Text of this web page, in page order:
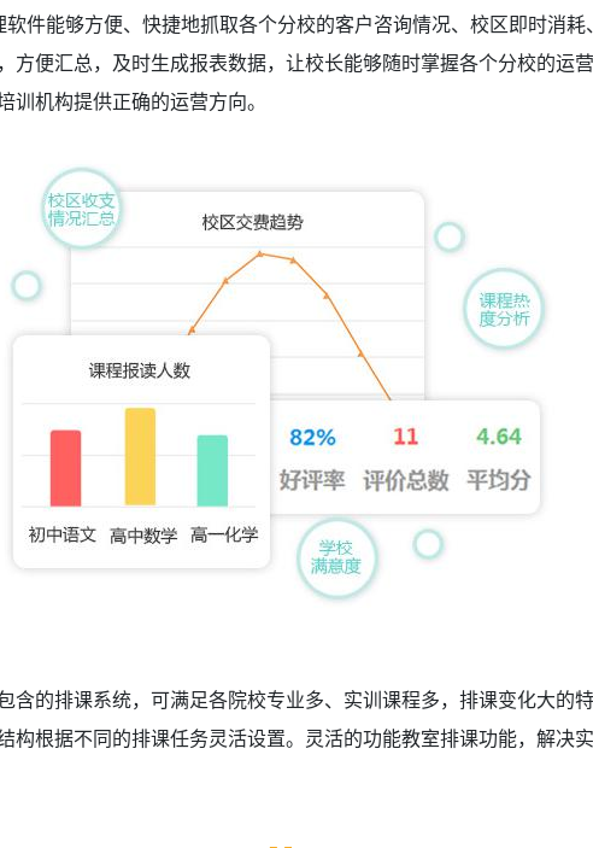
软件能够方便、快捷地抓取各个分校的客户咨询情况、校区即时消
方便汇总，及时生成报表数据，让校长能够随时掌握各个分校的运
机构提供正确的运营方向。
含的排课系统，可满足各院校专业多、实训课程多，排课变化大的
构根据不同的排课任务灵活设置。灵活的功能教室排课功能，解决